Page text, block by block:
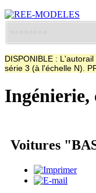
DISPONIBLE :
série 3 (à l'échelle N).
Ingénierie,
Voitures